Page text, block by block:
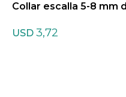
Collar escalla 5-8 mm d
USD 3,72